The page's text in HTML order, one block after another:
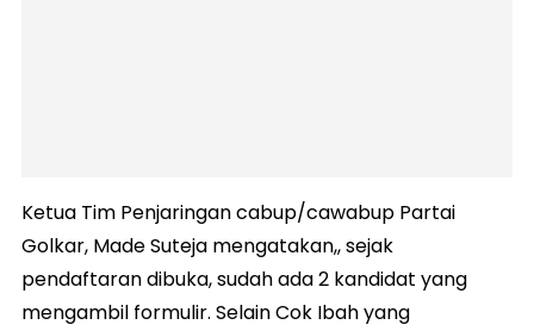
Ketua Tim Penjaringan cabup/cawabup Partai
Golkar, Made Suteja mengatakan,, sejak
pendaftaran dibuka, sudah ada 2 kandidat yang
mengambil formulir. Selain Cok Ibah yang